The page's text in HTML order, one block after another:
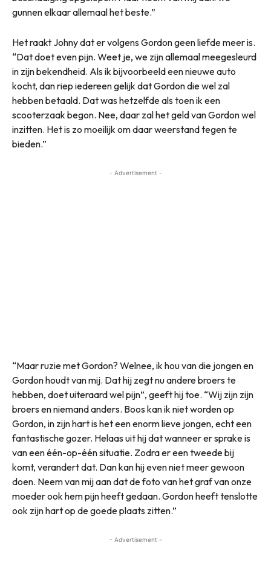
gunnen elkaar allemaal het beste.”
Het raakt Johny dat er volgens Gordon geen liefde meer is.
“Dat doet even pijn. Weet je, we zijn allemaal meegesleurd
in zijn bekendheid. Als ik bijvoorbeeld een nieuwe auto
kocht, dan riep iedereen gelijk dat Gordon die wel zal
hebben betaald. Dat was hetzelfde als toen ik een
scooterzaak begon. Nee, daar zal het geld van Gordon wel
inzitten. Het is zo moeilijk om daar weerstand tegen te
bieden.”
- Advertisement -
“Maar ruzie met Gordon? Welnee, ik hou van die jongen en
Gordon houdt van mij. Dat hij zegt nu andere broers te
hebben, doet uiteraard wel pijn”, geeft hij toe. “Wij zijn zijn
broers en niemand anders. Boos kan ik niet worden op
Gordon, in zijn hart is het een enorm lieve jongen, echt een
fantastische gozer. Helaas uit hij dat wanneer er sprake is
van een één-op-één situatie. Zodra er een tweede bij
komt, verandert dat. Dan kan hij even niet meer gewoon
doen. Neem van mij aan dat de foto van het graf van onze
moeder ook hem pijn heeft gedaan. Gordon heeft tenslotte
ook zijn hart op de goede plaats zitten.”
- Advertisement -